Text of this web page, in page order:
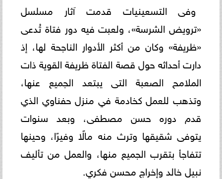
وفى التسعينيات قدمت آثار مسلسل
«ترويض الشرسة»، ولعبت فيه دور فتاة تُدعى
«ظريفة» وكان من أكثر الأدوار الناجحة لها، إذ
دارت أحداثه حول قصة الفتاة ظريفة القوية ذات
الملامح الصعبة التى يبتعد الجميع عنها،
وتذهب للعمل كخادمة في منزل حفناوي الذي
قدم دوره حسن مصطفى، وبعد سنوات
يتوفى شقيقها وترث منه مالًا وفيرًا، وحينها
تتفاجأ بتقرب الجميع منها، والعمل من تأليف
نبيل خالد وإخراج محسن فكري.